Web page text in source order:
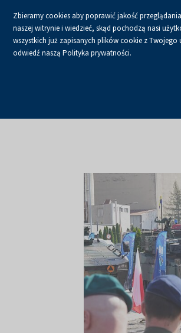
Zbieramy cookies aby poprawić jakość
naszej witrynie i wiedzieć, skąd pochodzą nasi
wszystkich już zapisanych plików cookie z
odwiedź naszą Polityka prywatności.